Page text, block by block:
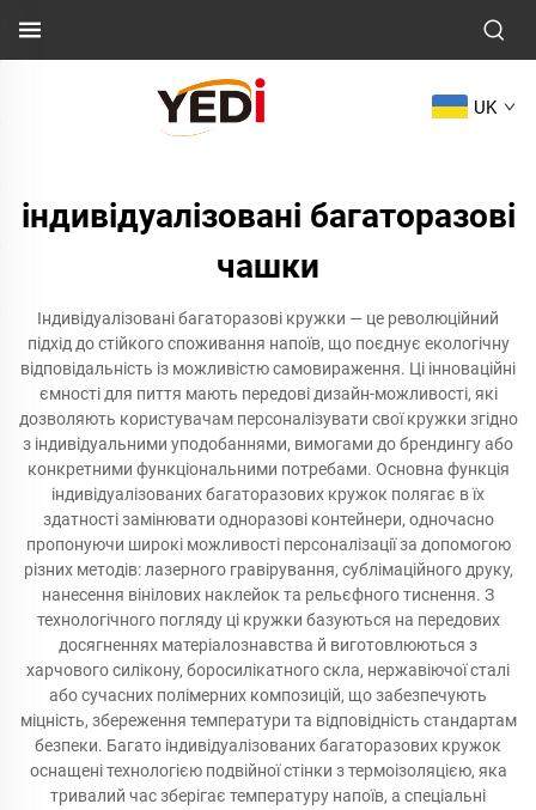
UK
індивідуалізовані багаторазові
чашки
Індивідуалізовані багаторазові кружки — це революційний
підхід до стійкого споживання напоїв, що поєднує екологічну
відповідальність із можливістю самовираження. Ці інноваційні
ємності для пиття мають передові дизайн-можливості, які
дозволяють користувачам персоналізувати свої кружки згідно
з індивідуальними уподобаннями, вимогами до брендингу або
конкретними функціональними потребами. Основна функція
індивідуалізованих багаторазових кружок полягає в їх
здатності замінювати одноразові контейнери, одночасно
пропонуючи широкі можливості персоналізації за допомогою
різних методів: лазерного гравірування, сублімаційного друку,
нанесення вінілових наклейок та рельєфного тиснення. З
технологічного погляду ці кружки базуються на передових
досягненнях матеріалознавства й виготовлюються з
харчового силікону, боросилікатного скла, нержавіючої сталі
або сучасних полімерних композицій, що забезпечують
міцність, збереження температури та відповідність стандартам
безпеки. Багато індивідуалізованих багаторазових кружок
оснащені технологією подвійної стінки з термоізоляцією, яка
тривалий час зберігає температуру напоїв, а спеціальні